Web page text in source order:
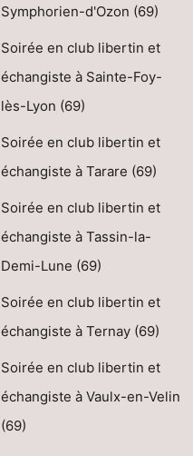
Symphorien-d'Ozon (69)
Soirée en club libertin et
échangiste à Sainte-Foy-
lès-Lyon (69)
Soirée en club libertin et
échangiste à Tarare (69)
Soirée en club libertin et
échangiste à Tassin-la-
Demi-Lune (69)
Soirée en club libertin et
échangiste à Ternay (69)
Soirée en club libertin et
échangiste à Vaulx-en-Velin
(69)